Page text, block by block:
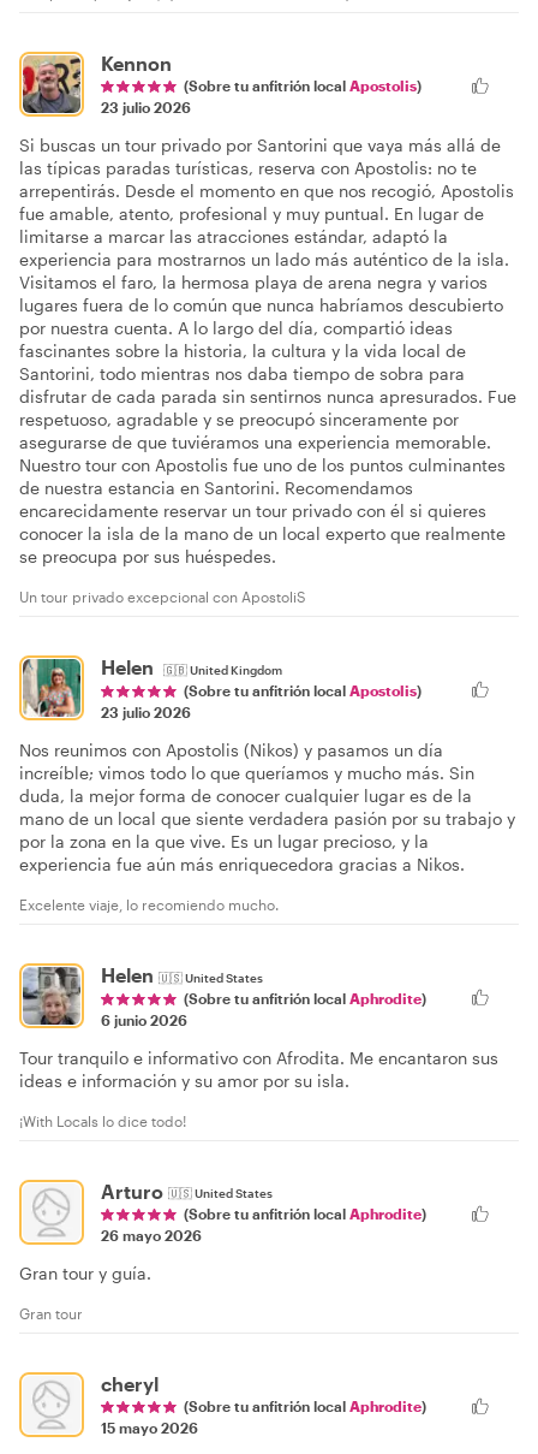
Kennon
(Sobre tu anfitrión local Apostolis)
23 julio 2026
Si buscas un tour privado por Santorini que vaya más allá de
las típicas paradas turísticas, reserva con Apostolis: no te
arrepentirás. Desde el momento en que nos recogió, Apostolis
fue amable, atento, profesional y muy puntual. En lugar de
limitarse a marcar las atracciones estándar, adaptó la
experiencia para mostrarnos un lado más auténtico de la isla.
Visitamos el faro, la hermosa playa de arena negra y varios
lugares fuera de lo común que nunca habríamos descubierto
por nuestra cuenta. A lo largo del día, compartió ideas
fascinantes sobre la historia, la cultura y la vida local de
Santorini, todo mientras nos daba tiempo de sobra para
disfrutar de cada parada sin sentirnos nunca apresurados. Fue
respetuoso, agradable y se preocupó sinceramente por
asegurarse de que tuviéramos una experiencia memorable.
Nuestro tour con Apostolis fue uno de los puntos culminantes
de nuestra estancia en Santorini. Recomendamos
encarecidamente reservar un tour privado con él si quieres
conocer la isla de la mano de un local experto que realmente
se preocupa por sus huéspedes.
Un tour privado excepcional con ApostoliS
Helen 🇬🇧United Kingdom
(Sobre tu anfitrión local Apostolis)
23 julio 2026
Nos reunimos con Apostolis (Nikos) y pasamos un día
increíble; vimos todo lo que queríamos y mucho más. Sin
duda, la mejor forma de conocer cualquier lugar es de la
mano de un local que siente verdadera pasión por su trabajo y
por la zona en la que vive. Es un lugar precioso, y la
experiencia fue aún más enriquecedora gracias a Nikos.
Excelente viaje, lo recomiendo mucho.
Helen 🇺🇸United States
(Sobre tu anfitrión local Aphrodite)
6 junio 2026
Tour tranquilo e informativo con Afrodita. Me encantaron sus
ideas e información y su amor por su isla.
¡With Locals lo dice todo!
Arturo 🇺🇸United States
(Sobre tu anfitrión local Aphrodite)
26 mayo 2026
Gran tour y guía.
Gran tour
cheryl
(Sobre tu anfitrión local Aphrodite)
15 mayo 2026